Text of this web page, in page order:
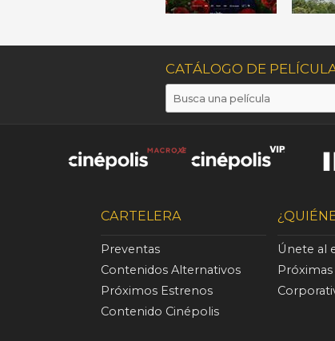
CATÁLOGO DE
CARTELERA
Preventas
Contenidos Alternativos
Próximos Estrenos
Contenido Cinépolis
Únete al